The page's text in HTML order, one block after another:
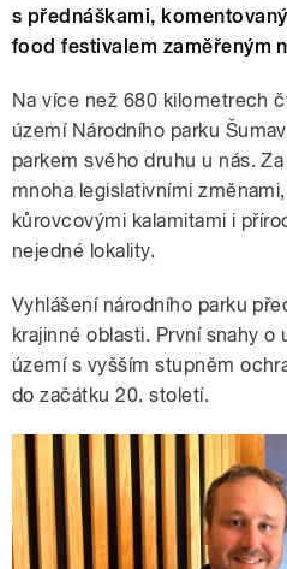
s přednáškami,
food festivalem zaměřeným
Na více než 680 kilometrech
území Národního parku
parkem svého druhu u nás.
mnoha legislativními
kůrovcovými kalamitami i
nejedné lokality.
Vyhlášení národního parku
krajinné oblasti. První snahy o
území s vyšším stupněm
do začátku 20. století.